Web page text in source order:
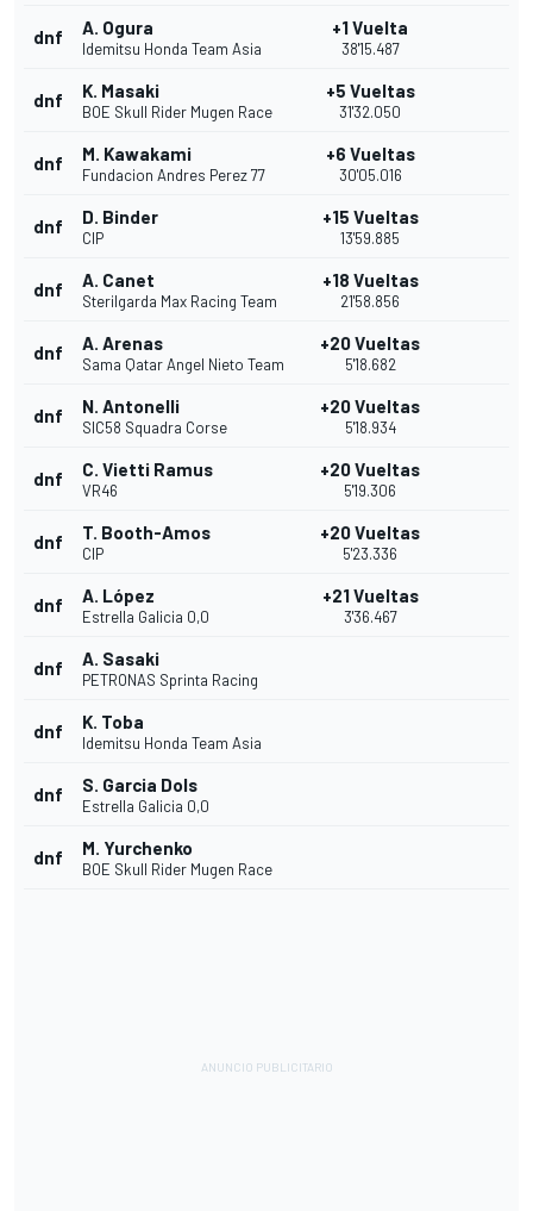
dnf A. Ogura
Idemitsu Honda Team Asia
+1 Vuelta
38'15.487
dnf K. Masaki
BOE Skull Rider Mugen Race
+5 Vueltas
31'32.050
dnf M. Kawakami
Fundacion Andres Perez 77
+6 Vueltas
30'05.016
dnf D. Binder
CIP
+15 Vueltas
13'59.885
dnf A. Canet
Sterilgarda Max Racing Team
+18 Vueltas
21'58.856
dnf A. Arenas
Sama Qatar Angel Nieto Team
+20 Vueltas
5'18.682
dnf N. Antonelli
SIC58 Squadra Corse
+20 Vueltas
5'18.934
dnf C. Vietti Ramus
VR46
+20 Vueltas
5'19.306
dnf T. Booth-Amos
CIP
+20 Vueltas
5'23.336
dnf A. López
Estrella Galicia 0,0
+21 Vueltas
3'36.467
dnf A. Sasaki
PETRONAS Sprinta Racing
dnf K. Toba
Idemitsu Honda Team Asia
dnf S. Garcia Dols
Estrella Galicia 0,0
dnf M. Yurchenko
BOE Skull Rider Mugen Race